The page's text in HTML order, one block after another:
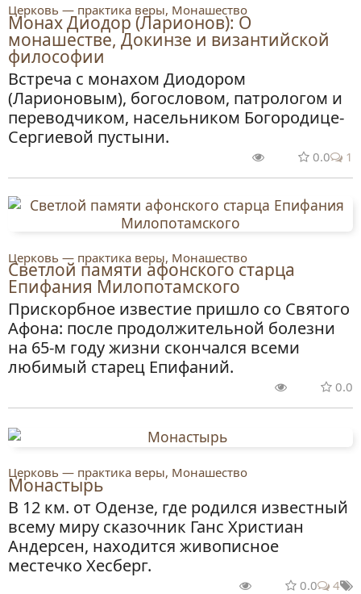
Церковь — практика веры, Монашество
Монах Диодор (Ларионов): О
монашестве, Докинзе и византийской
философии
Встреча с монахом Диодором
(Ларионовым), богословом, патрологом и
переводчиком, насельником Богородице-
Сергиевой пустыни.
0.0 1
Церковь — практика веры, Монашество
Светлой памяти афонского старца
Епифания Милопотамского
Прискорбное известие пришло со Святого
Афона: после продолжительной болезни
на 65-м году жизни скончался всеми
любимый старец Епифаний.
0.0
Церковь — практика веры, Монашество
Монастырь
В 12 км. от Одензе, где родился известный
всему миру сказочник Ганс Христиан
Андерсен, находится живописное
местечко Хесберг.
0.0 4